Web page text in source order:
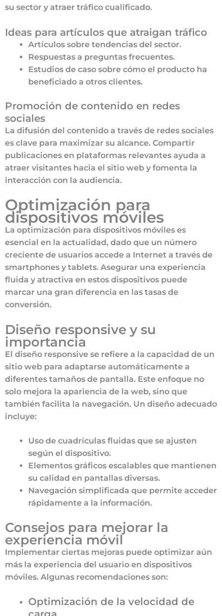
su sector y atraer tráfico cualificado.
Ideas para artículos que atraigan tráfico
Artículos sobre tendencias del sector.
Respuestas a preguntas frecuentes.
Estudios de caso sobre cómo el producto ha
beneficiado a otros clientes.
Promoción de contenido en redes
sociales
La difusión del contenido a través de redes sociales
es clave para maximizar su alcance. Compartir
publicaciones en plataformas relevantes ayuda a
atraer visitantes hacia el sitio web y fomenta la
interacción con la audiencia.
Optimización para
dispositivos móviles
La optimización para dispositivos móviles es
esencial en la actualidad, dado que un número
creciente de usuarios accede a Internet a través de
smartphones y tablets. Asegurar una experiencia
fluida y atractiva en estos dispositivos puede
marcar una gran diferencia en las tasas de
conversión.
Diseño responsive y su
importancia
El diseño responsive se refiere a la capacidad de un
sitio web para adaptarse automáticamente a
diferentes tamaños de pantalla. Este enfoque no
solo mejora la apariencia de la web, sino que
también facilita la navegación. Un diseño adecuado
incluye:
Uso de cuadrículas fluidas que se ajusten
según el dispositivo.
Elementos gráficos escalables que mantienen
su calidad en pantallas diversas.
Navegación simplificada que permite acceder
rápidamente a la información.
Consejos para mejorar la
experiencia móvil
Implementar ciertas mejoras puede optimizar aún
más la experiencia del usuario en dispositivos
móviles. Algunas recomendaciones son:
Optimización de la velocidad de